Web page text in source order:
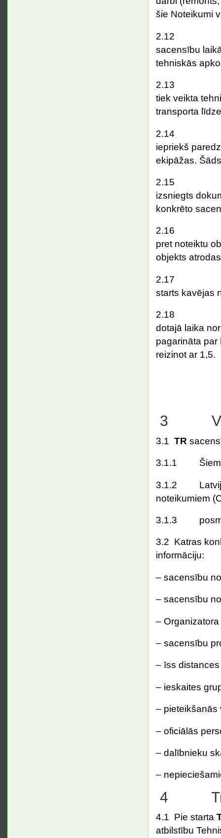
šie Noteikumi
2.12
sacensību
tehniskās
2.13
tiek veikta
transporta
2.14
iepriekš
ekipāžas.
2.15
izsniegts
konkrēto
2.16
pret noteiktu
objekts
2.17
starts kavējas
2.18
dotajā laika
pagarināta
reizinot ar 1,5.
3
3.1 TR
3.1.1 Šiem
3.1.2 Latvijas
noteikumiem
3.1.3 posmu
3.2 Katras
informāciju:
– sacensību
– sacensību
–
– sacensību
– īss
– ieskaites
– pieteikšanās
– oficiālās
– dalībnieku
–
4
4.1 Pie starta
atbilstību